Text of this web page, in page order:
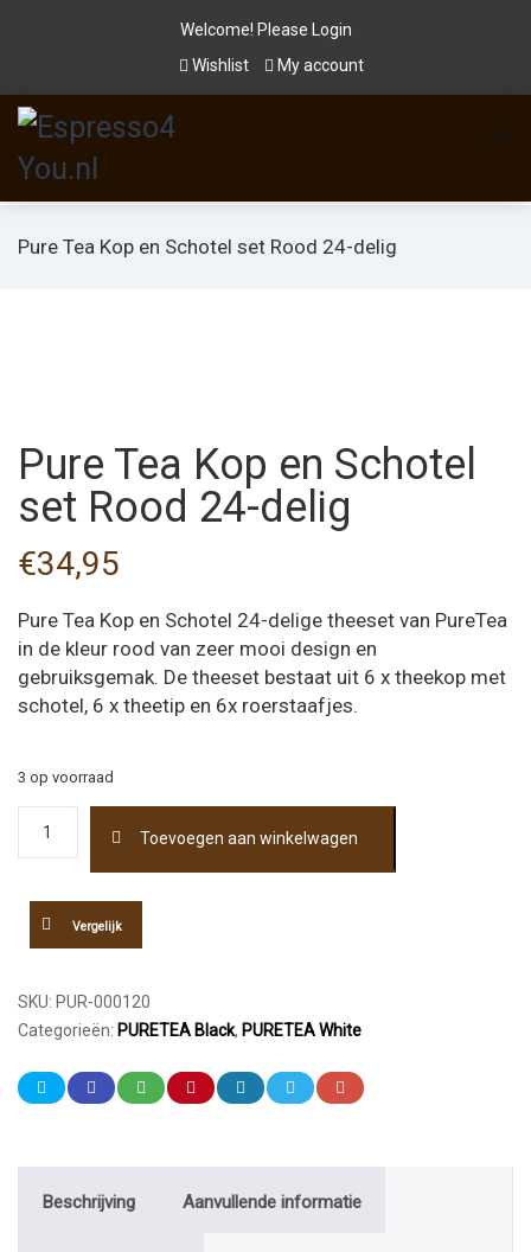
Welcome! Please
Login
Wishlist
My account
Pure Tea Kop en Schotel set Rood 24-delig
Pure Tea Kop en Schotel
set Rood 24-delig
€34,95
Pure Tea Kop en Schotel 24-delige theeset van PureTea
in de kleur rood van zeer mooi design en
gebruiksgemak. De theeset bestaat uit 6 x theekop met
schotel, 6 x theetip en 6x roerstaafjes.
3 op voorraad
Kop
delig
aantal
Toevoegen aan winkelwagen
Vergelijk
SKU: PUR-000120
Categorieën: PURETEA Black, PURETEA White
Beschrijving Aanvullende informatie